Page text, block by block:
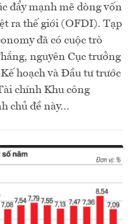
đẩy mạnh mẽ dòng vốn
ra thế giới (OFDI). Tạp
đã có cuộc trò
nguyên Cục trưởng
hoạch và Đầu tư trước
chính Khu công
chủ đề này...